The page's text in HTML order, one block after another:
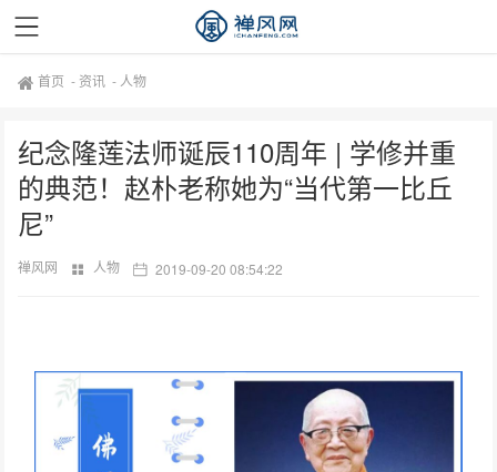
首页 - 资讯 - 人物
纪念隆莲法师诞辰110周年 | 学修并重
的典范！赵朴老称她为“当代第一比丘
尼”
禅风网 人物 2019-09-20 08:54:22